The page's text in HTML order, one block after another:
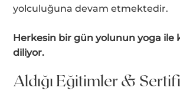
yolculuğuna devam etmektedir.
Herkesin bir gün yolunun yoga ile
diliyor.
Aldığı Eğitimler &